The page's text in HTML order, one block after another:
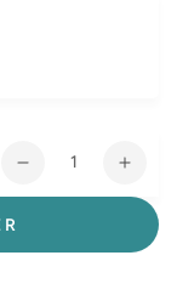
Réduire
la
de
la
de